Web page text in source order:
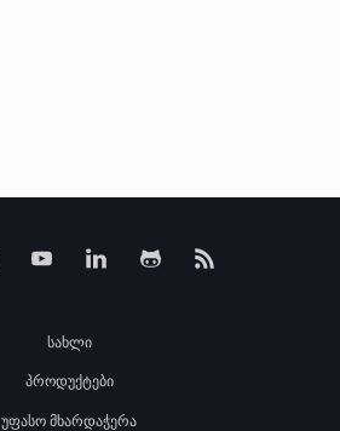
სახლი
პროდუქტები
უფასო მხარდაჭერა